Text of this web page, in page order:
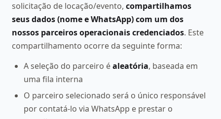
solicitação de locação/evento, compartilhamos
seus dados (nome e WhatsApp) com um dos
nossos parceiros operacionais credenciados. Este
compartilhamento ocorre da seguinte forma:
A seleção do parceiro éaleatória, baseada em
uma fila interna
O parceiro selecionado será o único responsável
por contatá-lo via WhatsApp e prestar o